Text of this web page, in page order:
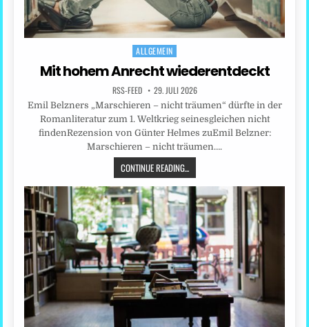
Posted
ALLGEMEIN
Mit hohem Anrecht wiederentdeckt
RSS-FEED 29. JULI 2026
Emil Belzners „Marschieren – nicht träumen“ dürfte in der
Romanliteratur zum 1. Weltkrieg seinesgleichen nicht
findenRezension von Günter Helmes zuEmil Belzner:
Marschieren – nicht träumen….
CONTINUE READING...